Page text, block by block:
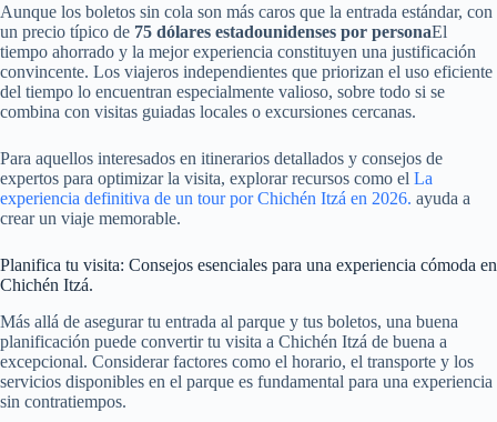
Aunque los boletos sin cola son más caros que la entrada estándar, con
un precio típico de 75 dólares estadounidenses por personaEl
tiempo ahorrado y la mejor experiencia constituyen una justificación
convincente. Los viajeros independientes que priorizan el uso eficiente
del tiempo lo encuentran especialmente valioso, sobre todo si se
combina con visitas guiadas locales o excursiones cercanas.
Para aquellos interesados ​​en itinerarios detallados y consejos de
expertos para optimizar la visita, explorar recursos como el La
experiencia definitiva de un tour por Chichén Itzá en 2026. ayuda a
crear un viaje memorable.
Planifica tu visita: Consejos esenciales para una experiencia cómoda en
Chichén Itzá.
Más allá de asegurar tu entrada al parque y tus boletos, una buena
planificación puede convertir tu visita a Chichén Itzá de buena a
excepcional. Considerar factores como el horario, el transporte y los
servicios disponibles en el parque es fundamental para una experiencia
sin contratiempos.